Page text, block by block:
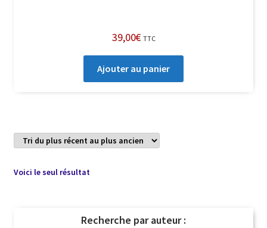
39,00€ TTC
Ajouter au panier
Voici le seul résultat
Recherche par auteur :